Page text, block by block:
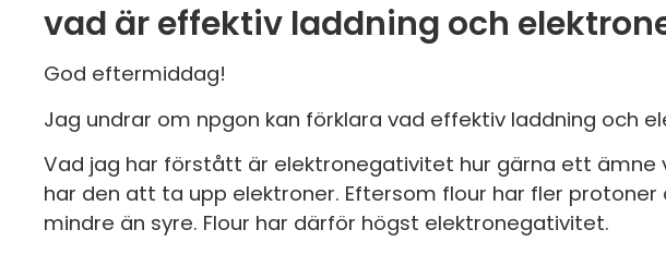
vad är effektiv laddning och
God eftermiddag!
Jag undrar om npgon kan förklara vad effektiv laddning och
Vad jag har förstått är elektronegativitet hur gärna ett ämne
har den att ta upp elektroner. Eftersom flour har fler
mindre än syre. Flour har därför högst elektronegativitet.